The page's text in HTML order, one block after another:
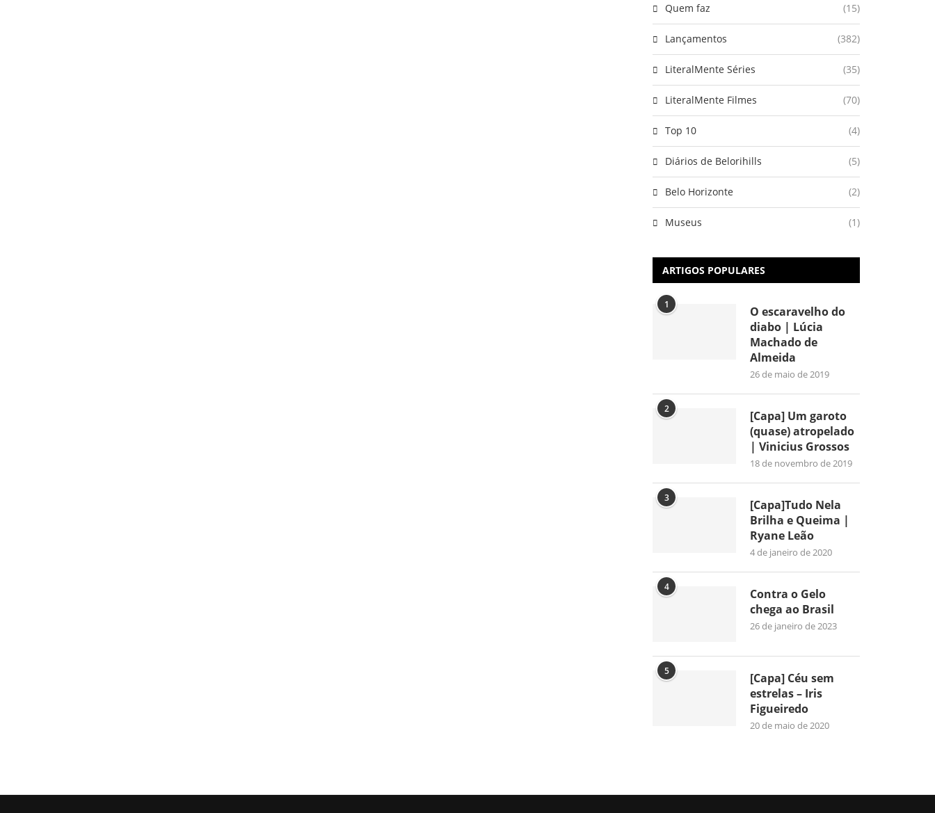
Quem faz (15)
Lançamentos (382)
LiteralMente Séries (35)
LiteralMente Filmes (70)
Top 10 (4)
Diários de Belorihills (5)
Belo Horizonte (2)
Museus (1)
ARTIGOS POPULARES
1
O escaravelho do
diabo | Lúcia
Machado de
Almeida
26 de maio de 2019
2
[Capa] Um garoto
(quase) atropelado
| Vinicius Grossos
18 de novembro de 2019
3
[Capa]Tudo Nela
Brilha e Queima |
Ryane Leão
4 de janeiro de 2020
4
Contra o Gelo
chega ao Brasil
26 de janeiro de 2023
5
[Capa] Céu sem
estrelas – Iris
Figueiredo
20 de maio de 2020